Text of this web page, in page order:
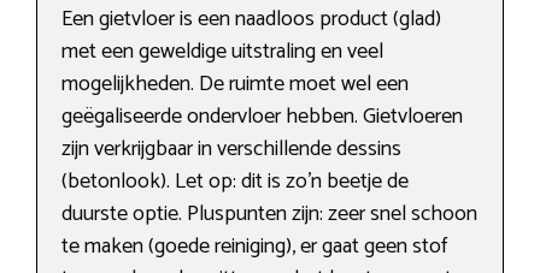
Een gietvloer is een naadloos product (glad)
met een geweldige uitstraling en veel
mogelijkheden. De ruimte moet wel een
geëgaliseerde ondervloer hebben. Gietvloeren
zijn verkrijgbaar in verschillende dessins
(betonlook). Let op: dit is zo’n beetje de
duurste optie. Pluspunten zijn: zeer snel schoon
te maken (goede reiniging), er gaat geen stof